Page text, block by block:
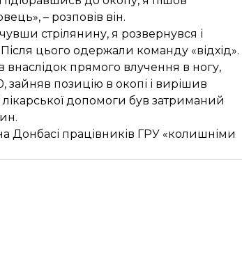
– розповів він.
стрілянину, я розвернувся і
цього одержали команду «відхід».
прямого влучення в ногу,
зайняв позицію в окопі і вирішив
допомоги був затриманий
Донбасі працівників ГРУ «колишніми